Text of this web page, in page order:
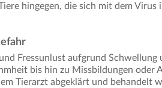
hingegen, die sich mit dem Virus
Fressunlust aufgrund Schwellung
bis hin zu Missbildungen oder
Tierarzt abgeklärt und behandelt